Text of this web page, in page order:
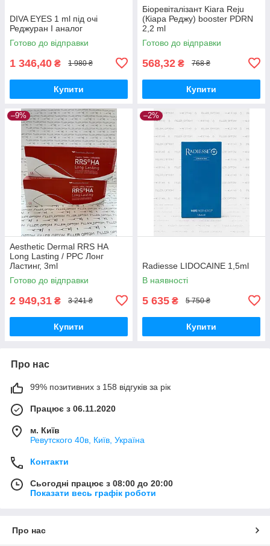
DIVA EYES 1 ml під очі
Реджуран І аналог
Готово до відправки
1 346,40 ₴ 1 980 ₴
Купити
Біоревіталізант Kiara Reju
(Кіара Реджу) booster PDRN
2,2 ml
Готово до відправки
568,32 ₴ 768 ₴
Купити
–9%
Aesthetic Dermal RRS HA
Long Lasting / РРС Лонг
Ластинг, 3ml
Готово до відправки
2 949,31 ₴ 3 241 ₴
Купити
–2%
Radiesse LIDOCAINE 1,5ml
В наявності
5 635 ₴ 5 750 ₴
Купити
Про нас
99% позитивних з 158 відгуків за рік
Працює з 06.11.2020
м. Київ
Ревутского 40в, Київ, Україна
Контакти
Сьогодні працює з 08:00 до 20:00
Показати весь графік роботи
Про нас